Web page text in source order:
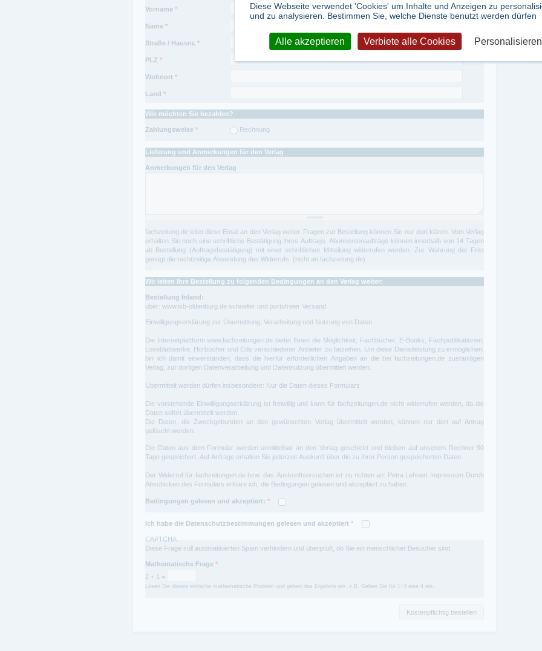
Vorname *
Name *
Straße / Hausnr. *
PLZ *
Wohnort *
Land *
Wie möchten Sie bezahlen?
Zahlungsweise * Rechnung
Lieferung und Anmerkungen für den Verlag
Anmerkungen für den Verlag
fachzeitung.de leitet diese Email an den Verlag weiter. Fragen zur Bestellung können Sie nur dort klären. Vom Verlag
erhalten Sie noch eine schriftliche Bestätigung Ihres Auftrags. Abonnentenaufträge können innerhalb von 14 Tagen
ab Bestellung (Auftragsbestätigung) mit einer schriftlichen Mitteilung widerrufen werden. Zur Wahrung der Frist
genügt die rechtzeitige Absendung des Widerrufs. (nicht an fachzeitung.de)
Wir leiten Ihre Bestellung zu folgenden Bedingungen an den Verlag weiter:
Bestellung Inland:
über: www.isb-oldenburg.de schneller und portofreier Versand
Einwilligungserklärung zur Übermittlung, Verarbeitung und Nutzung von Daten
Die Internetplattform www.fachzeitungen.de bietet Ihnen die Möglichkeit, Fachbücher, E-Books, Fachpublikationen,
Loseblattwerke, Hörbücher und Cds verschiedener Anbieter zu beziehen. Um diese Dienstleistung zu ermöglichen,
bin ich damit einverstanden, dass die hierfür erforderlichen Angaben an die bei fachzeitungen.de zuständigen
Verlag, zur dortigen Datenverarbeitung und Datennutzung übermittelt werden.
Übermittelt werden dürfen insbesondere: Nur die Daten dieses Formulars
Die vorstehende Einwilligungserklärung ist freiwillig und kann für fachzeitungen.de nicht widerrufen werden, da die
Daten sofort übermittelt werden.
Die Daten, die Zweckgebunden an den gewünschten Verlag übermittelt werden, können nur dort auf Antrag
gelöscht werden.
Die Daten aus dem Formular werden unmittelbar an den Verlag geschickt und bleiben auf unserem Rechner 90
Tage gespeichert. Auf Anfrage erhalten Sie jederzeit Auskunft über die zu Ihrer Person gespeicherten Daten.
Der Widerruf für fachzeitungen.de bzw. das Auskunftsersuchen ist zu richten an: Petra Lehnert Impressum Durch
Abschicken des Formulars erkläre ich, die Bedingungen gelesen und akzeptiert zu haben.
Bedingungen gelesen und akzeptiert: *
Ich habe die Datenschutzbestimmungen gelesen und akzeptiert *
CAPTCHA
Diese Frage soll automatisierten Spam verhindern und überprüft, ob Sie ein menschlicher Besucher sind.
Mathematische Frage *
2 + 1 =
Lösen Sie dieses einfache mathematische Problem und geben das Ergebnis ein. z.B. Geben Sie für 1+3 eine 4 ein.
Diese Webseite verwendet 'Cookies' um Inhalte und Anzeigen zu
und zu analysieren. Bestimmen Sie, welche Dienste benutzt werden dürfen
Alle akzeptieren Verbiete alle Cookies Personalisieren